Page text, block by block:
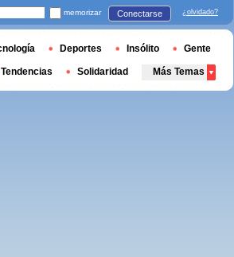
memorizar Conectarse ¿olvidado?
Deportes Insólito Gente
Tendencias Solidaridad Más Temas